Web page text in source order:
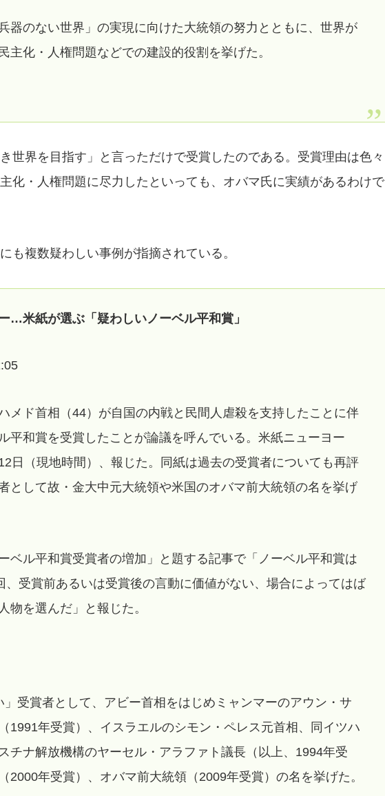
器のない世界」の実現に向けた大統領の努力とともに、世界が
主化・人権問題などでの建設的役割を挙げた。
世界を目指す」と言っただけで受賞したのである。受賞理由は色々
化・人権問題に尽力したといっても、オバマ氏に実績があるわけで
も複数疑わしい事例が指摘されている。
…米紙が選ぶ「疑わしいノーベル平和賞」
メド首相（44）が自国の内戦と民間人虐殺を支持したことに伴
平和賞を受賞したことが論議を呼んでいる。米紙ニューヨー
日（現地時間）、報じた。同紙は過去の受賞者についても再評
として故・金大中元大統領や米国のオバマ前大統領の名を挙げ
ベル平和賞受賞者の増加」と題する記事で「ノーベル平和賞は
、受賞前あるいは受賞後の言動に価値がない、場合によってはば
物を選んだ」と報じた。
受賞者として、アビー首相をはじめミャンマーのアウン・サ
1991年受賞）、イスラエルのシモン・ペレス元首相、同イツハ
チナ解放機構のヤーセル・アラファト議長（以上、1994年受
2000年受賞）、オバマ前大統領（2009年受賞）の名を挙げた。